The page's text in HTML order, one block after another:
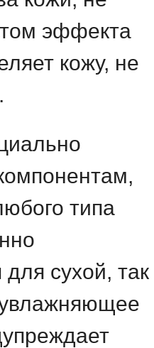
эффекта
кожу, не
типа
сухой, так
увлажняющее